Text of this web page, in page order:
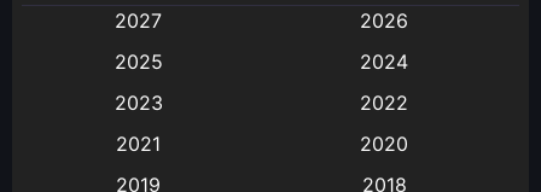
Animation การ์ตูน
Animation อนิเมะ
2027
2026
2025
2024
2023
2022
2021
2020
2019
2018